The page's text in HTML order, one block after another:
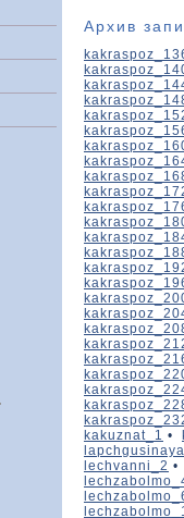
Архив
kakuznat_1 •
lechvanni_2